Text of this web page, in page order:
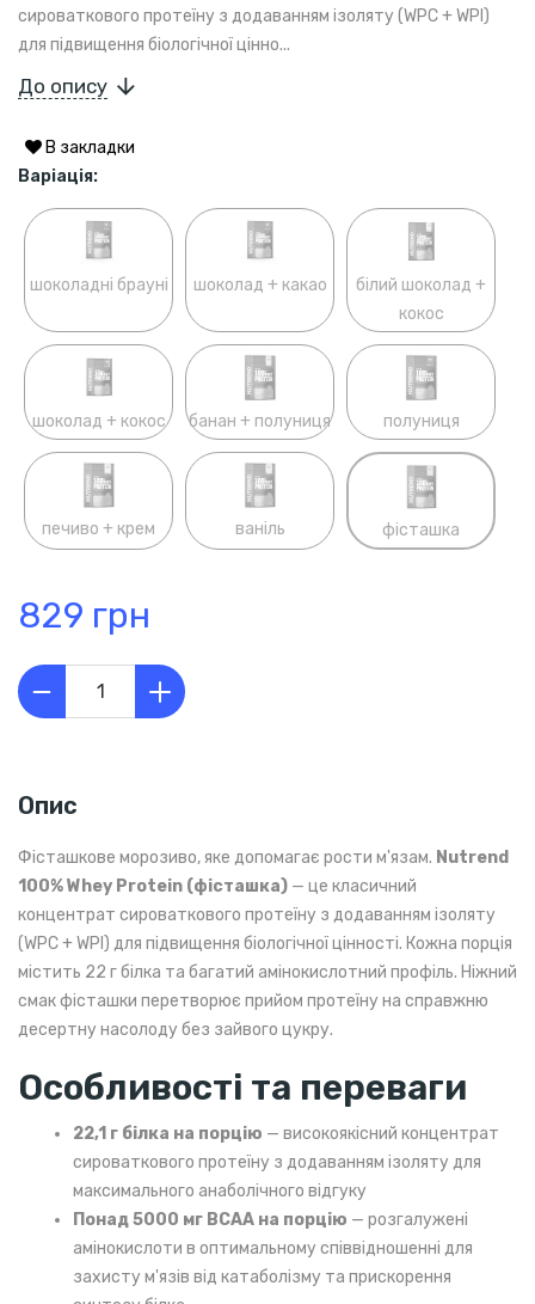
сироваткового протеїну з додаванням ізоляту (WPC + WPI)
для підвищення біологічної цінно...
До опису
В закладки
Варіація:
шоколадні брауні шоколад + какао
білий шоколад +
кокос
шоколад + кокос банан + полуниця полуниця
печиво + крем ваніль фісташка
829 грн
Опис
Фісташкове морозиво, яке допомагає рости м'язам. Nutrend
100% Whey Protein (фісташка) — це класичний
концентрат сироваткового протеїну з додаванням ізоляту
(WPC + WPI) для підвищення біологічної цінності. Кожна порція
містить 22 г білка та багатий амінокислотний профіль. Ніжний
смак фісташки перетворює прийом протеїну на справжню
десертну насолоду без зайвого цукру.
Особливості та переваги
22,1 г білка на порцію — високоякісний концентрат
сироваткового протеїну з додаванням ізоляту для
максимального анаболічного відгуку
Понад 5000 мг BCAA на порцію — розгалужені
амінокислоти в оптимальному співвідношенні для
захисту м'язів від катаболізму та прискорення